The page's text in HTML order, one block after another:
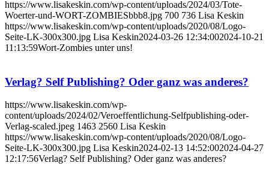
https://www.lisakeskin.com/wp-content/uploads/2024/03/Tote-
Woerter-und-WORT-ZOMBIESbbb8.jpg 700 736 Lisa Keskin
https://www.lisakeskin.com/wp-content/uploads/2020/08/Logo-
Seite-LK-300x300.jpg Lisa Keskin2024-03-26 12:34:002024-10-21
11:13:59Wort-Zombies unter uns!
Verlag? Self Publishing? Oder ganz was anderes?
https://www.lisakeskin.com/wp-
content/uploads/2024/02/Veroeffentlichung-Selfpublishing-oder-
Verlag-scaled.jpeg 1463 2560 Lisa Keskin
https://www.lisakeskin.com/wp-content/uploads/2020/08/Logo-
Seite-LK-300x300.jpg Lisa Keskin2024-02-13 14:52:002024-04-27
12:17:56Verlag? Self Publishing? Oder ganz was anderes?